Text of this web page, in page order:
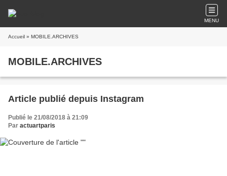
MENU
Accueil » MOBILE.ARCHIVES
MOBILE.ARCHIVES
Article publié depuis Instagram
Publié le 21/08/2018 à 21:09
Par actuartparis